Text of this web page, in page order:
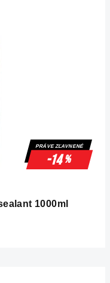
PRÁVE ZĽAVNENÉ
-14%
1000ml